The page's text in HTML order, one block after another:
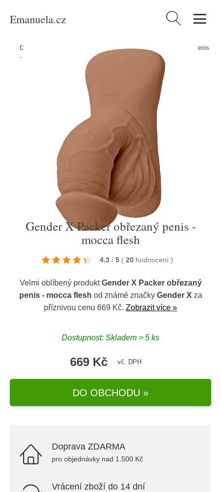
Emanuela.cz Vyhledávání
Domů Erotické pomůcky/Gender X Packer obřezaný penis
- mocca flesh
Gender X Packer obřezaný penis -
mocca flesh
4.3 / 5 ( 20 hodnocení )
Velmi oblíbený produktGender X Packer obřezaný
penis - mocca flesh od známé značky Gender X za
příznivou cenu 669 Kč. Zobrazit více »
Dostupnost: Skladem > 5 ks
669 Kč vč. DPH
DO OBCHODU »
Doprava ZDARMA
pro objednávky nad 1.500 Kč
Vrácení zboží do 14 dní